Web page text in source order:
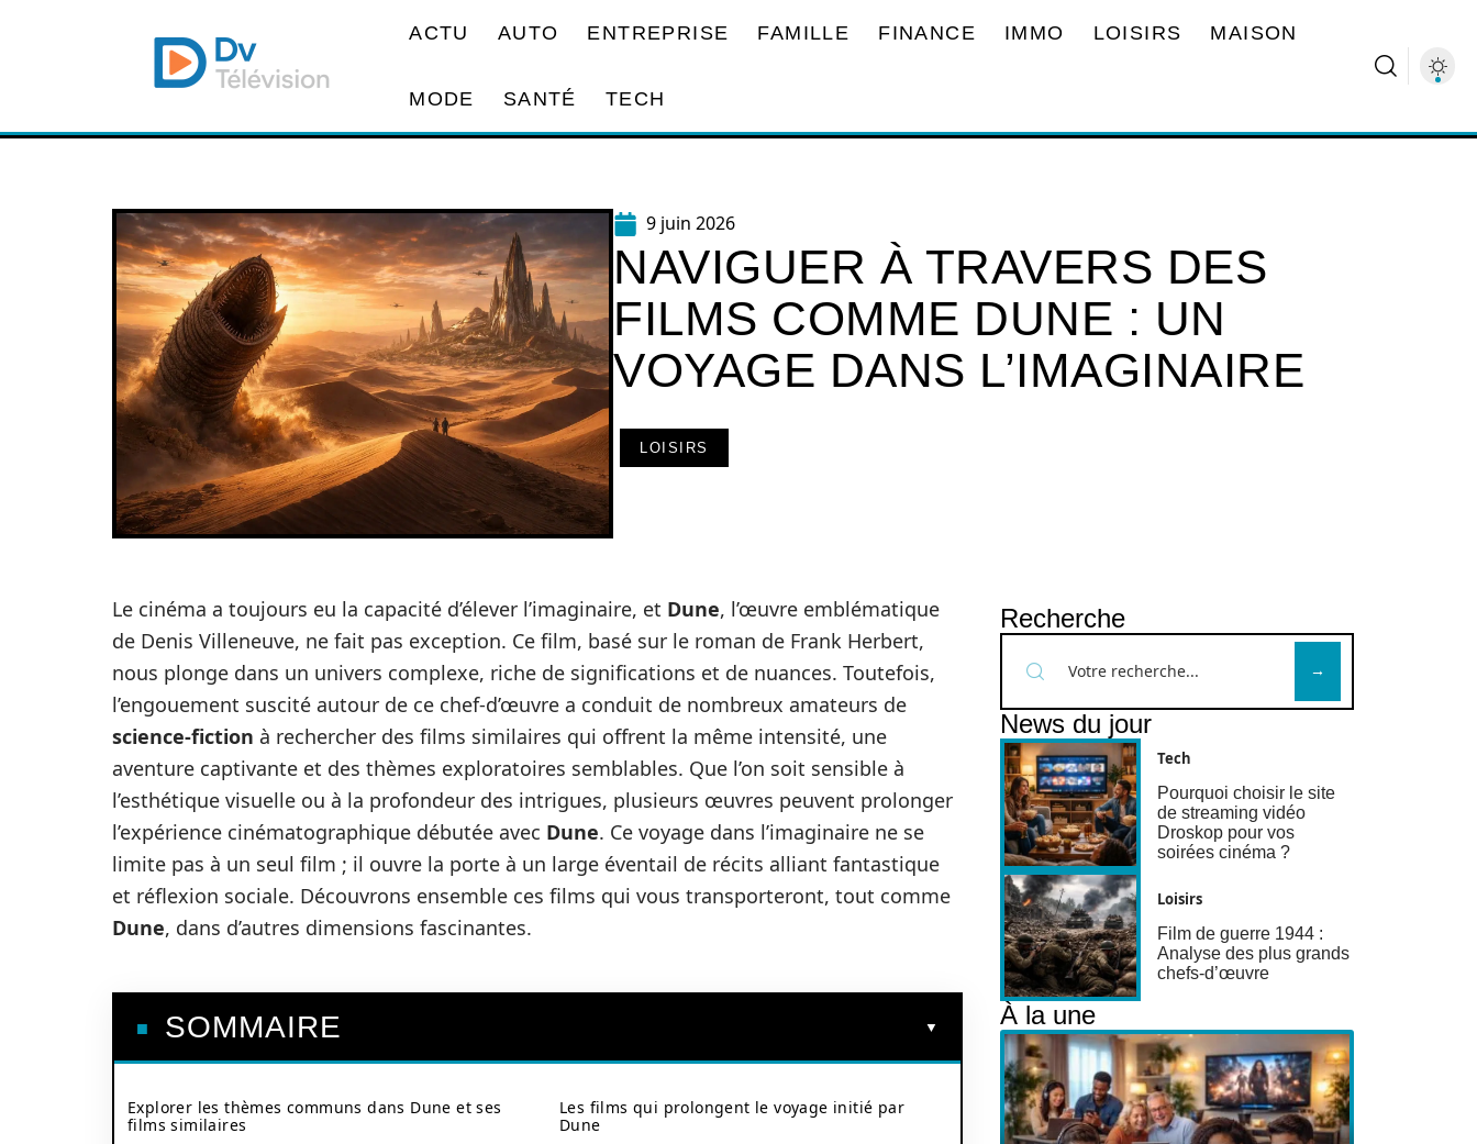
ACTU AUTO ENTREPRISE FAMILLE FINANCE IMMO LOISIRS MAISON
MODE SANTÉ TECH
9 juin 2026
NAVIGUER À TRAVERS DES
FILMS COMME DUNE : UN
VOYAGE DANS L’IMAGINAIRE
LOISIRS
Le cinéma a toujours eu la capacité d’élever l’imaginaire, et Dune, l’œuvre emblématique
de Denis Villeneuve, ne fait pas exception. Ce film, basé sur le roman de Frank Herbert,
nous plonge dans un univers complexe, riche de significations et de nuances. Toutefois,
l’engouement suscité autour de ce chef-d’œuvre a conduit de nombreux amateurs de
science-fiction à rechercher des films similaires qui offrent la même intensité, une
aventure captivante et des thèmes exploratoires semblables. Que l’on soit sensible à
l’esthétique visuelle ou à la profondeur des intrigues, plusieurs œuvres peuvent prolonger
l’expérience cinématographique débutée avec Dune. Ce voyage dans l’imaginaire ne se
limite pas à un seul film ; il ouvre la porte à un large éventail de récits alliant fantastique
et réflexion sociale. Découvrons ensemble ces films qui vous transporteront, tout comme
Dune, dans d’autres dimensions fascinantes.
SOMMAIRE
Explorer les thèmes communs dans Dune et ses
films similaires
Les films qui prolongent le voyage initié par
Dune
Recherche
News du jour
Tech
Pourquoi choisir le site
de streaming vidéo
Droskop pour vos
soirées cinéma ?
Loisirs
Film de guerre 1944 :
Analyse des plus grands
chefs-d’œuvre
À la une